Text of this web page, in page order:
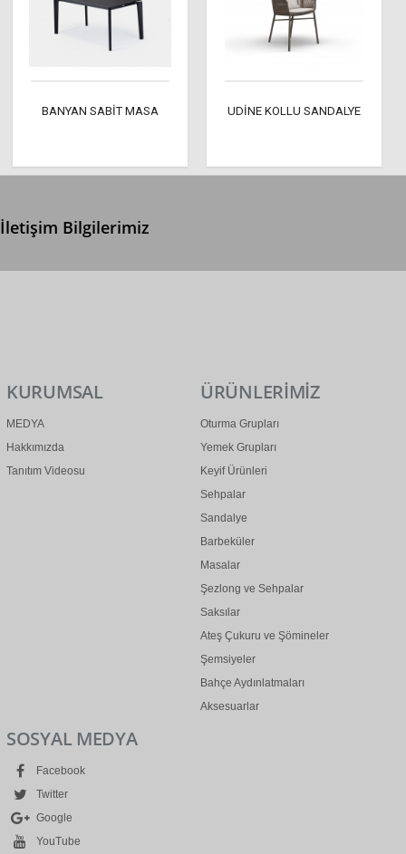
BANYAN SABİT MASA UDİNE KOLLU SANDALYE
İletişim Bilgilerimiz
KURUMSAL
MEDYA
Hakkımızda
Tanıtım Videosu
ÜRÜNLERİMİZ
Oturma Grupları
Yemek Grupları
Keyif Ürünleri
Sehpalar
Sandalye
Barbeküler
Masalar
Şezlong ve Sehpalar
Saksılar
Ateş Çukuru ve Şömineler
Şemsiyeler
Bahçe Aydınlatmaları
Aksesuarlar
SOSYAL MEDYA
Facebook
Twitter
Google
YouTube